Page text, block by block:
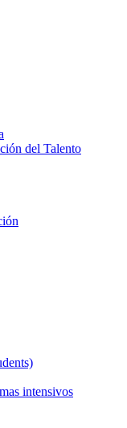
del Talento
intensivos